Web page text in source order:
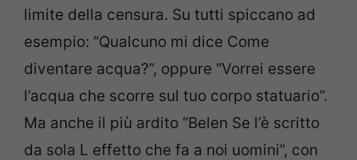
limite della censura. Su tutti spiccano ad
esempio: “Qualcuno mi dice Come
diventare acqua?”, oppure “Vorrei essere
l’acqua che scorre sul tuo corpo statuario”.
Ma anche il più ardito “Belen Se l’è scritto
da sola L effetto che fa a noi uomini”, con